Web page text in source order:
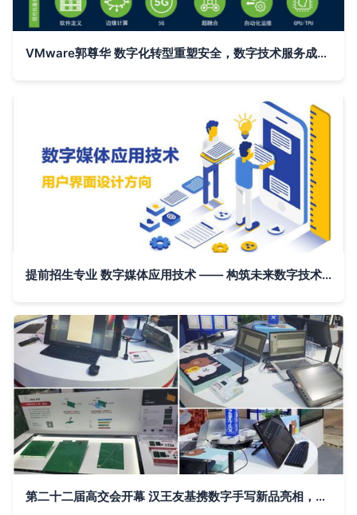
VMware郭尊华 数字化转型重塑安全，数字技术服务成关键支柱
提前招生专业 数字媒体应用技术 —— 构筑未来数字技术服务的新引擎
第二十二届高交会开幕 汉王友基携数字手写新品亮相，科技赋能未来生活